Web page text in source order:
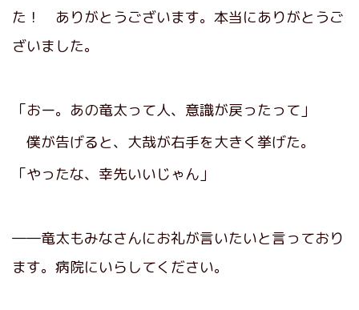
た！ ありがとうございます。本当にありがとうご
ざいました。
「おー。あの竜太って人、意識が戻ったって」
僕が告げると、大哉が右手を大きく挙げた。
「やったな、幸先いいじゃん」
――竜太もみなさんにお礼が言いたいと言っており
ます。病院にいらしてください。